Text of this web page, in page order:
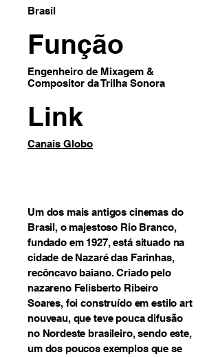
Brasil
Função
Engenheiro de Mixagem &
Compositor da Trilha Sonora
Link
Canais Globo
Um dos mais antigos cinemas do
Brasil, o majestoso Rio Branco,
fundado em 1927, está situado na
cidade de Nazaré das Farinhas,
recôncavo baiano. Criado pelo
nazareno Felisberto Ribeiro
Soares, foi construído em estilo art
nouveau, que teve pouca difusão
no Nordeste brasileiro, sendo este,
um dos poucos exemplos que se